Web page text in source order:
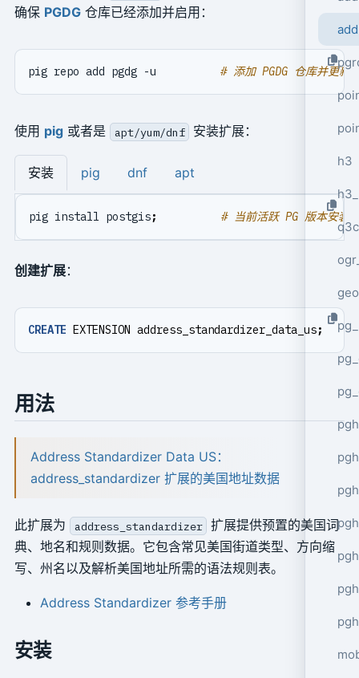
h3
q3c
确保 PGDG仓库已经添加并启用：
pig repo add pgdg -u # 添加 PGDG 仓库并更新
使用 pig或者是 apt/yum/dnf 安装扩展：
安装 pig dnf apt
pig install postgis; # 当前活跃 PG 版本安装
创建扩展：
CREATE EXTENSION address_standardizer_data_us;
用法
Address Standardizer Data US：
address_standardizer 扩展的美国地址数据
此扩展为 address_standardizer 扩展提供预置的美国词
典、地名和规则数据。它包含常见美国街道类型、方向缩
写、州名以及解析美国地址所需的语法规则表。
Address Standardizer 参考手册
安装